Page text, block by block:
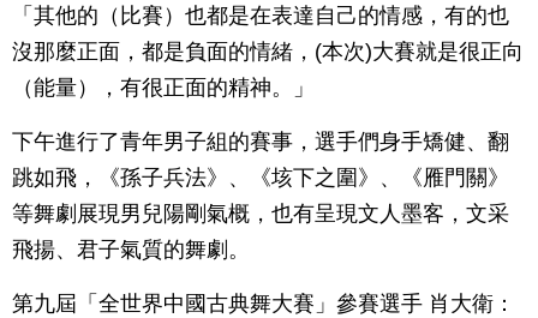
「其他的（比賽）也都是在表達自己的情感，有的也
沒那麼正面，都是負面的情緒，(本次)大賽就是很正向
（能量），有很正面的精神。」
下午進行了青年男子組的賽事，選手們身手矯健、翻
跳如飛，《孫子兵法》、《垓下之圍》、《雁門關》
等舞劇展現男兒陽剛氣概，也有呈現文人墨客，文采
飛揚、君子氣質的舞劇。
第九屆「全世界中國古典舞大賽」參賽選手 肖大衛：